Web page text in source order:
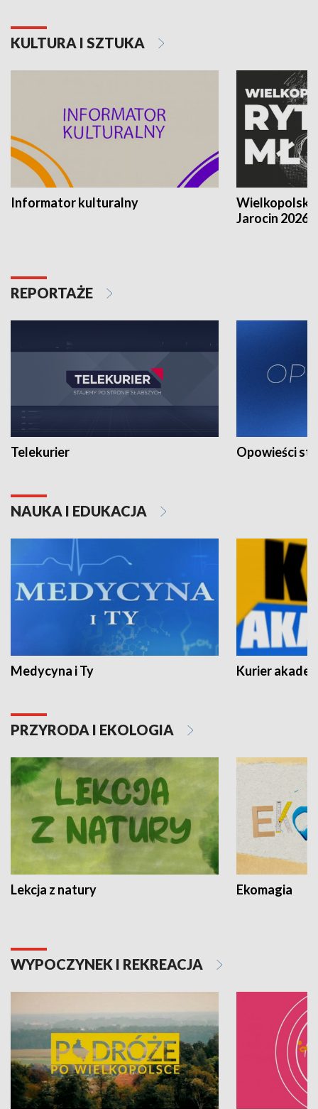
KULTURA I SZTUKA
Informator kulturalny
Jarocin 2026
REPORTAŻE
Telekurier Opowieści
NAUKA I EDUKACJA
Medycyna i Ty Kurier
PRZYRODA I EKOLOGIA
Lekcja z natury Ekomagia
WYPOCZYNEK I REKREACJA